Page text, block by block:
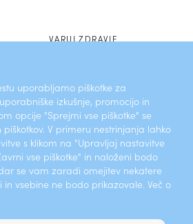
uporabljamo piškotke za
izkušnje, promocijo in
opcije "Sprejmi vse piškotke" se
V primeru nestrinjanja lahko
s klikom na "Upravljaj nastavitve
vse piškotke" in naloženi bodo
se vam zaradi omejitev nekatere
in vsebine ne bodo prikazovale. Več o
VARUJ ZDRAVJE
KONTAKTI
POGOSTA VPRAŠANJA
Varstvo osebnih podatkov